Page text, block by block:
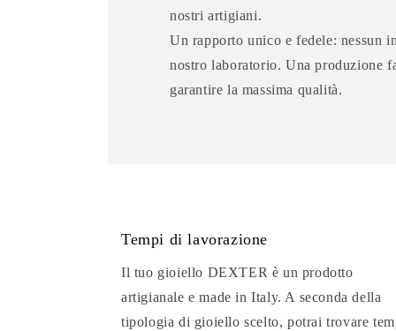
nostri artigiani.
Un rapporto unico e fedele: nessun
nostro laboratorio. Una produzione
garantire la massima qualità.
Tempi di lavorazione
Il tuo gioiello DEXTER è un prodotto
artigianale e made in Italy. A seconda della
tipologia di gioiello scelto, potrai trovare